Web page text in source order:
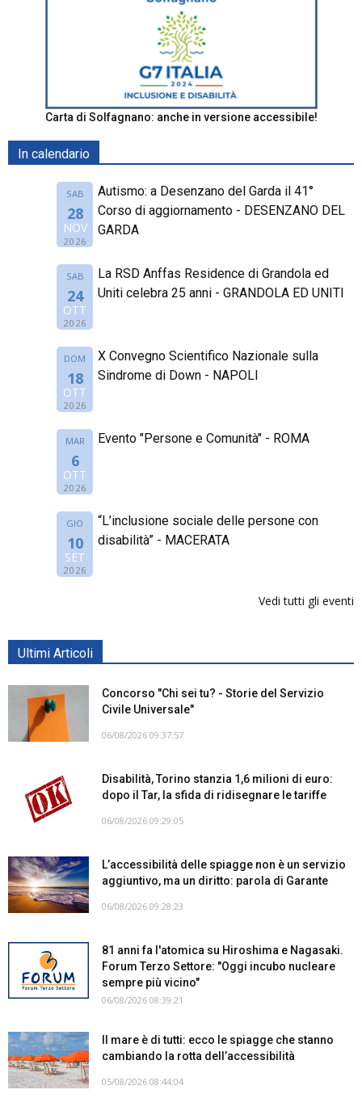
Carta di Solfagnano: anche in versione accessibile!
In calendario
SAB
28
NOV
2026
Autismo: a Desenzano del Garda il 41°
Corso di aggiornamento - DESENZANO DEL
GARDA
SAB
24
OTT
2026
La RSD Anffas Residence di Grandola ed
Uniti celebra 25 anni - GRANDOLA ED UNITI
DOM
18
OTT
2026
X Convegno Scientifico Nazionale sulla
Sindrome di Down - NAPOLI
MAR
6
OTT
2026
Evento "Persone e Comunità" - ROMA
GIO
10
SET
2026
“L’inclusione sociale delle persone con
disabilità” - MACERATA
Vedi tutti gli eventi
Ultimi Articoli
Concorso "Chi sei tu? - Storie del Servizio
Civile Universale"
06/08/2026 09:37:57
Disabilità, Torino stanzia 1,6 milioni di euro:
dopo il Tar, la sfida di ridisegnare le tariffe
06/08/2026 09:29:05
L’accessibilità delle spiagge non è un servizio
aggiuntivo, ma un diritto: parola di Garante
06/08/2026 09:28:23
81 anni fa l'atomica su Hiroshima e Nagasaki.
Forum Terzo Settore: "Oggi incubo nucleare
sempre più vicino"
06/08/2026 08:39:21
Il mare è di tutti: ecco le spiagge che stanno
cambiando la rotta dell’accessibilità
05/08/2026 08:44:04